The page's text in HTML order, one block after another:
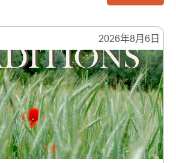
2026年8月6日